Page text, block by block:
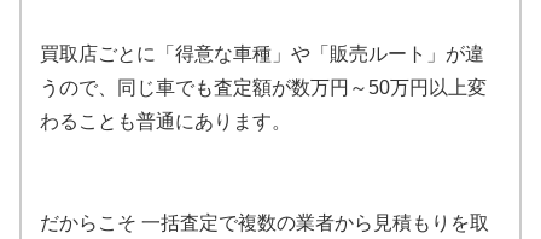
買取店ごとに「得意な車種」や「販売ルート」が違
うので、同じ車でも査定額が数万円～50万円以上変
わることも普通にあります。
だからこそ 一括査定で複数の業者から見積もりを取